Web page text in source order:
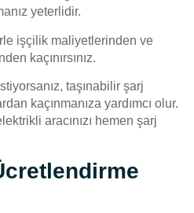
yeterlidir.
işçilik maliyetlerinden ve
kaçınırsınız.
taşınabilir şarj
kaçınmanıza yardımcı olur.
aracınızı hemen şarj